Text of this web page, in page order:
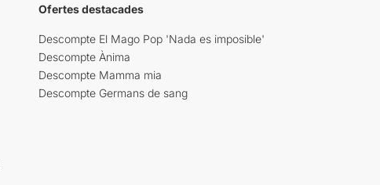
Ofertes destacades
Descompte El Mago Pop 'Nada es imposible'
Descompte Ànima
Descompte Mamma mia
Descompte Germans de sang